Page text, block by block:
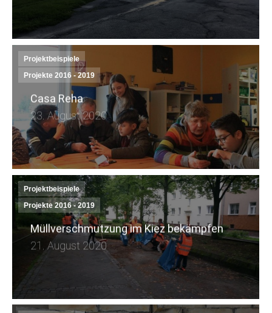
Projektbeispiele
Projekte 2016 - 2019
Casa Reha
23. August 2020
Projektbeispiele
Projekte 2016 - 2019
Müllverschmutzung im Kiez bekämpfen
21. August 2020